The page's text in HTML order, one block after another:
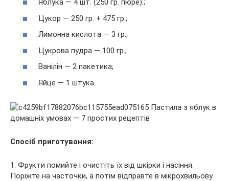
Яблука — 4 шт. (250 гр. пюре).;
Цукор — 250 гр. + 475 гр.;
Лимонна кислота — 3 гр.;
Цукрова пудра — 100 гр.;
Ванілін — 2 пакетика;
Яйце — 1 штука.
Спосіб приготування:
1. Фрукти помийте і очистіть їх від шкірки і насіння.
Поріжте на часточки, а потім відправте в мікрохвильову